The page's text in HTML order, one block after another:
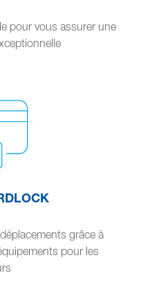
pour vous assurer une
grâce à
pour les